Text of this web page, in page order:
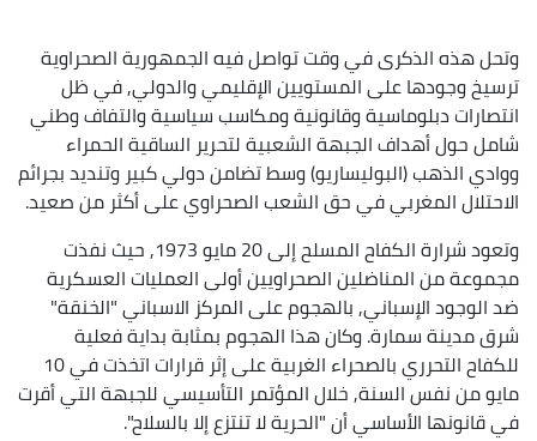
وتحل هذه الذكرى في وقت تواصل فيه الجمهورية الصحراوية
ترسيخ وجودها على المستويين الإقليمي والدولي, في ظل
انتصارات دبلوماسية وقانونية ومكاسب سياسية والتفاف وطني
شامل حول أهداف الجبهة الشعبية لتحرير الساقية الحمراء
ووادي الذهب (البوليساريو) وسط تضامن دولي كبير وتنديد بجرائم
الاحتلال المغربي في حق الشعب الصحراوي على أكثر من صعيد.
وتعود شرارة الكفاح المسلح إلى 20 مايو 1973, حيث نفذت
مجموعة من المناضلين الصحراويين أولى العمليات العسكرية
ضد الوجود الإسباني, بالهجوم على المركز الاسباني "الخنقة"
شرق مدينة سمارة. وكان هذا الهجوم بمثابة بداية فعلية
للكفاح التحرري بالصحراء الغربية على إثر قرارات اتخذت في 10
مايو من نفس السنة, خلال المؤتمر التأسيسي للجبهة التي أقرت
في قانونها الأساسي أن "الحرية لا تنتزع إلا بالسلاح".